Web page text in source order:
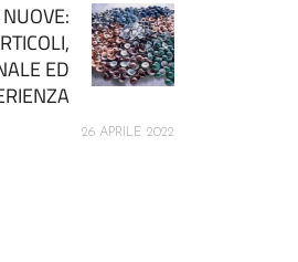
ED
26 APRILE 2022